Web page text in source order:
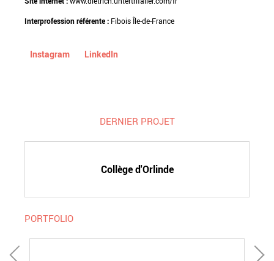
Interprofession référente : Fibois Île-de-France
Instagram LinkedIn
DERNIER PROJET
Collège d'Orlinde
PORTFOLIO